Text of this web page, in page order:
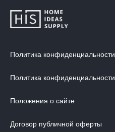
ДИЗАЙНЕРСКИЕ СТОЛЫ
ДЕКОР ДЛЯ ДОМА
ВАННАЯ КОМНАТА
СТЕНОВЫЕ ПАНЕЛИ
Политика конфиденциальности
Политика конфиденциальности
Положения о сайте
Договор публичной оферты